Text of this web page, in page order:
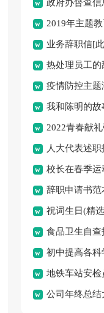
政府办督查
告[此文共10194
2019年主题
案）[此文共
业务辞职信[
热处理员工
疫情防控主
我和陈明的
2022青春献
多篇[此文共4095
人大代表述
12798字]
校长在春季运
字] 辞职申请书
2986字]
祝词生日(精
食品卫生自
初中提高各
2526字]
地铁车站安
公司年终总结